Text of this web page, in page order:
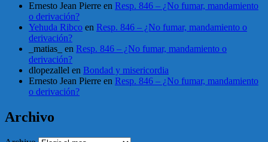
Ernesto Jean Pierre en Resp. 846 – ¿No fumar, mandamiento
o derivación?
Yehuda Ribco en Resp. 846 – ¿No fumar, mandamiento o
derivación?
_matias_
en Resp. 846 – ¿No fumar, mandamiento o
derivación?
dlopezallel en Bondad y misericordia
Ernesto Jean Pierre en Resp. 846 – ¿No fumar, mandamiento
o derivación?
Archivo